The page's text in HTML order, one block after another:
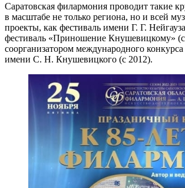
Саратовская филармония проводит такие
в масштабе не только региона, но и всей
проекты, как фестиваль имени Г. Г.
фестиваль «Приношение Кнушевицкому» (с
соорганизатором международного
имени С. Н. Кнушевицкого (с 2012).